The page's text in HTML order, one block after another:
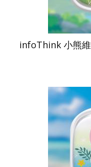
infoThink 小熊